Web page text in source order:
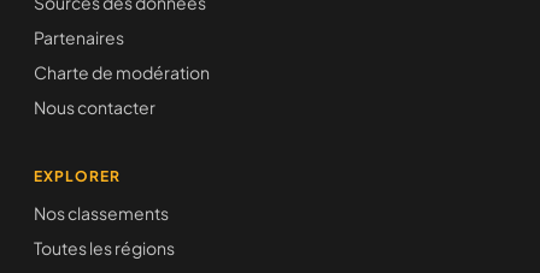
Partenaires
Charte de modération
Nous contacter
EXPLORER
Nos classements
Toutes les régions